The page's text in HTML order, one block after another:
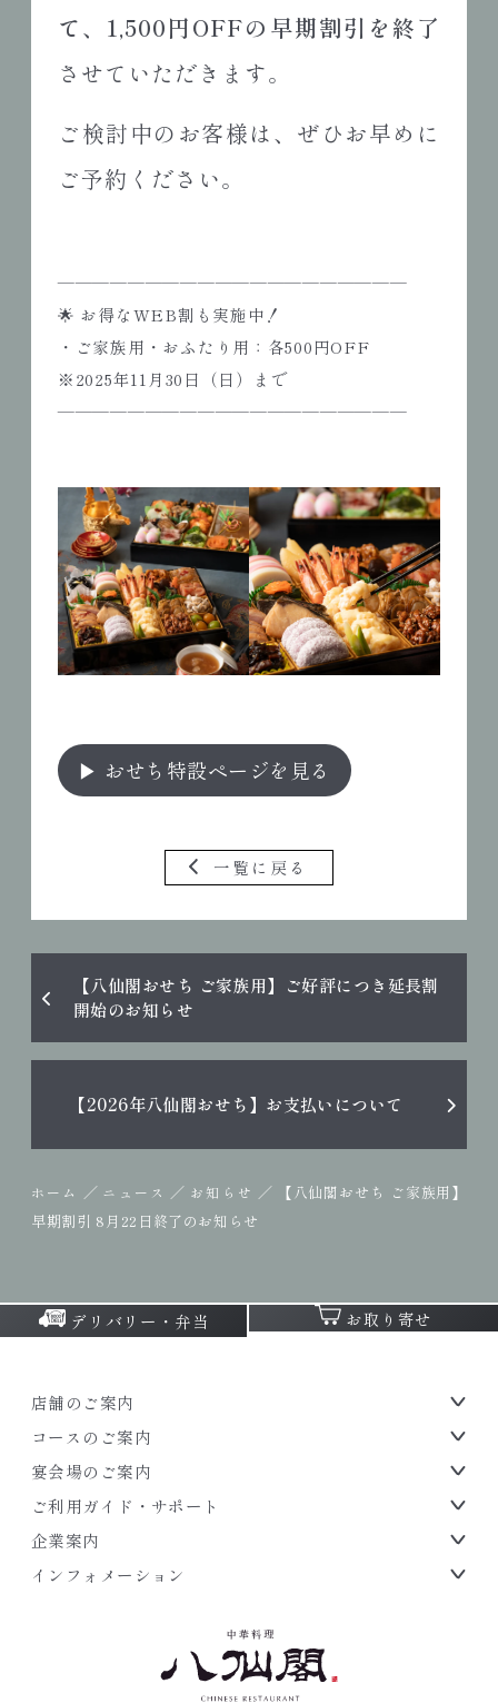
て、1,500円OFFの早期割引を終了
させていただきます。
ご検討中のお客様は、ぜひお早めに
ご予約ください。
――――――――――――――――――――
🌟 お得なWEB割も実施中！
・ご家族用・おふたり用：各500円OFF
※2025年11月30日（日）まで
――――――――――――――――――――
▶ おせち特設ページを見る
一覧に戻る
【八仙閣おせち ご家族用】ご好評につき延長割
開始のお知らせ
【2026年八仙閣おせち】お支払いについて
ホーム ／ ニュース ／ お知らせ ／
【八仙閣おせち ご家族用】
早期割引 8月22日終了のお知らせ
デリバリー・弁当 お取り寄せ
店舗のご案内
コースのご案内
宴会場のご案内
ご利用ガイド・サポート
企業案内
インフォメーション